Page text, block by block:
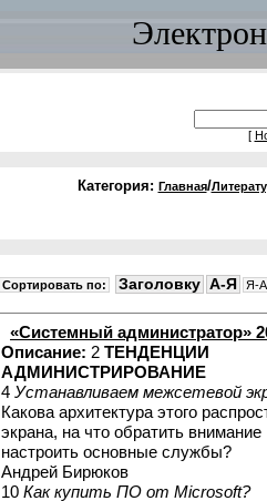
[
Категория: Главная/
Сортировать по: Заголовку A-Я Я-A
«Системный администратор»
Описание: 2 ТЕНДЕНЦИИ
АДМИНИСТРИРОВАНИЕ
4 Устанавливаем межсетевой
Какова архитектура этого
экрана, на что обратить внимание
настроить основные службы?
Андрей Бирюков
10 Как купить ПО от Microsoft?